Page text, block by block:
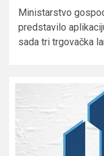
Ministarstvo
predstavilo
sada tri trgovačka